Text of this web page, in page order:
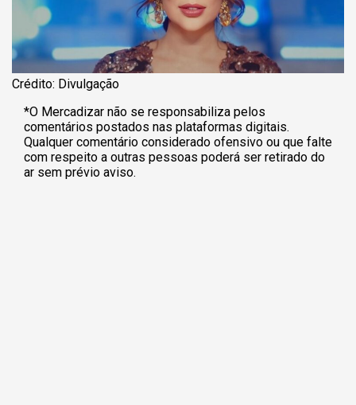
Crédito: Divulgação
*O Mercadizar não se responsabiliza pelos
comentários postados nas plataformas digitais.
Qualquer comentário considerado ofensivo ou que falte
com respeito a outras pessoas poderá ser retirado do
ar sem prévio aviso.